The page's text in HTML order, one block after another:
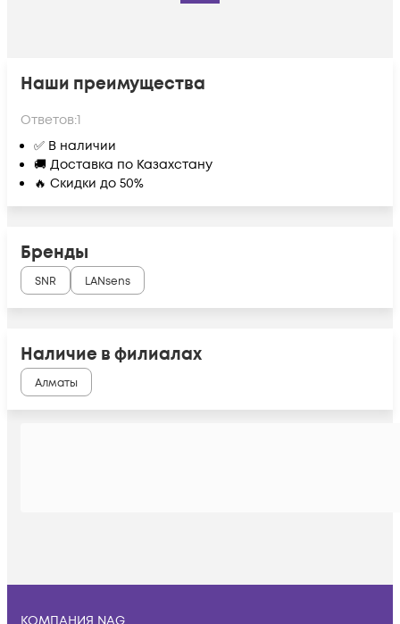
Наши преимущества
Ответов:1
✅ В наличии
🚚 Доставка по Казахстану
🔥 Скидки до 50%
Бренды
SNR LANsens
Наличие в филиалах
Алматы